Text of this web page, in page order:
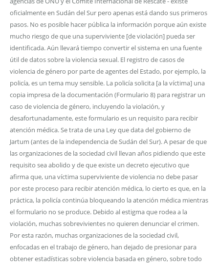
oficialmente en Sudán del Sur pero apenas está dando sus primeros
pasos. No es posible hacer pública la información porque aún existe
mucho riesgo de que una superviviente [de violación] pueda ser
identificada. Aún llevará tiempo convertir el sistema en una fuente
útil de datos sobre la violencia sexual. El registro de casos de
violencia de género por parte de agentes del Estado, por ejemplo, la
policía, es un tema muy sensible. La policía solicita [a la víctima] una
copia impresa de la documentación (Formulario 8) para registrar un
caso de violencia de género, incluyendo la violación, y
desafortunadamente, este formulario es un requisito para recibir
atención médica. Se trata de una Ley que data del gobierno de
Jartum (antes de la independencia de Sudán del Sur). A pesar de que
las organizaciones de la sociedad civil llevan años pidiendo que este
requisito sea abolido y de que existe un decreto ejecutivo que
afirma que, una víctima superviviente de violencia no debe pasar
por este proceso para recibir atención médica, lo cierto es que, en la
práctica, la policía continúa bloqueando la atención médica mientras
el formulario no se produce. Debido al estigma que rodea a la
violación, muchas sobrevivientes no quieren denunciar el crimen.
Por esta razón, muchas organizaciones de la sociedad civil,
enfocadas en el trabajo de género, han dejado de presionar para
obtener estadísticas sobre violencia basada en género, sobre todo